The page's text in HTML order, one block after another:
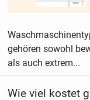
gehören sowohl
als auch extrem...
Wie viel kostet